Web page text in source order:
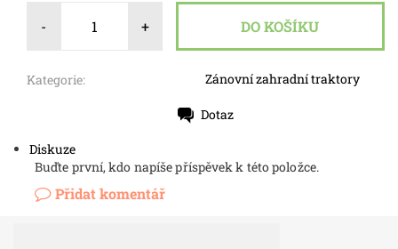
- +
Kategorie: Zánovní zahradní traktory
Dotaz
Diskuze
Buďte první, kdo napíše příspěvek k této položce.
Přidat komentář